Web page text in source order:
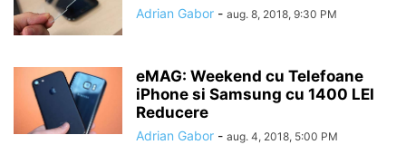
Adrian Gabor - aug. 8, 2018, 9:30 PM
eMAG: Weekend cu Telefoane
iPhone si Samsung cu 1400 LEI
Reducere
Adrian Gabor - aug. 4, 2018, 5:00 PM